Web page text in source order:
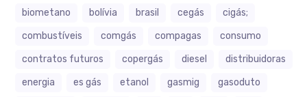
biometano
bolívia brasil cegás
cigás;
combustíveis
comgás compagas
consumo
contratos futuros
copergás diesel
distribuidoras
energia
es gás etanol gasmig
gasoduto